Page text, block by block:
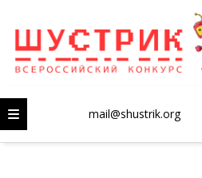
mail@shustrik.org